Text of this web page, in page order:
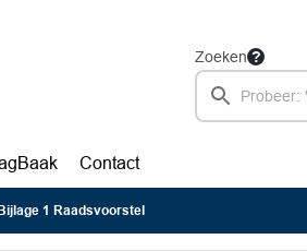
Zoeken
Contact
1 Raadsvoorstel